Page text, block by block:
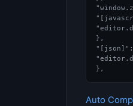
},
Auto